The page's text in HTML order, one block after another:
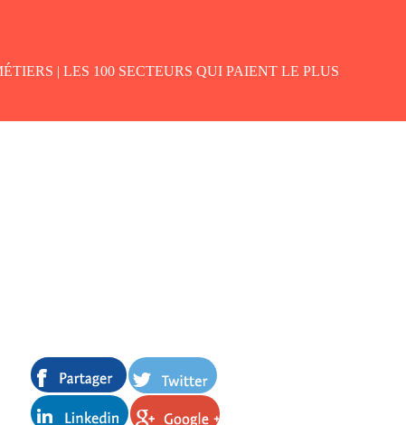
| LES 100 SECTEURS QUI PAIENT LE PLUS